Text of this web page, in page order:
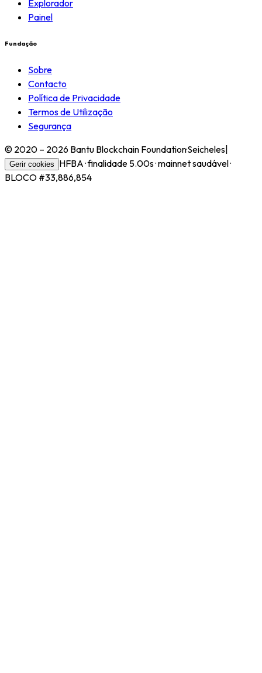
Explorador
Painel
Fundação
Sobre
Contacto
Política de Privacidade
Termos de Utilização
Segurança
© 2020 – 2026 Bantu Blockchain Foundation·Seicheles
Gerir cookies HFBA ·finalidade 5.00s·mainnet saudável·
BLOCO #33,886,854